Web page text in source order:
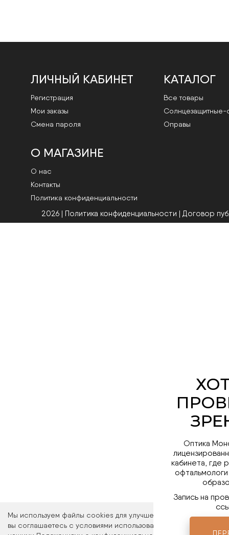
Мы используем файлы cookies для улучшения работы сайта.
вы соглашаетесь с условиями использования файлов cookies.
ЛИЧНЫЙ КАБИНЕТ
Регистрация
Мои заказы
Смена пароля
КАТАЛОГ
Все товары
Cолнцезащитные-
Оправы
О МАГАЗИНЕ
О нас
Контакты
Политика конфиденциальности
2026 | Политика конфиденциальности | Договор
Оптика
кабинета, где
Запись на